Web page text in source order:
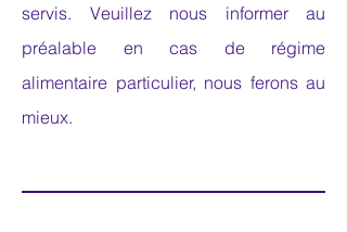
servis. Veuillez nous informer au
préalable en cas de régime
alimentaire particulier, nous ferons au
mieux.